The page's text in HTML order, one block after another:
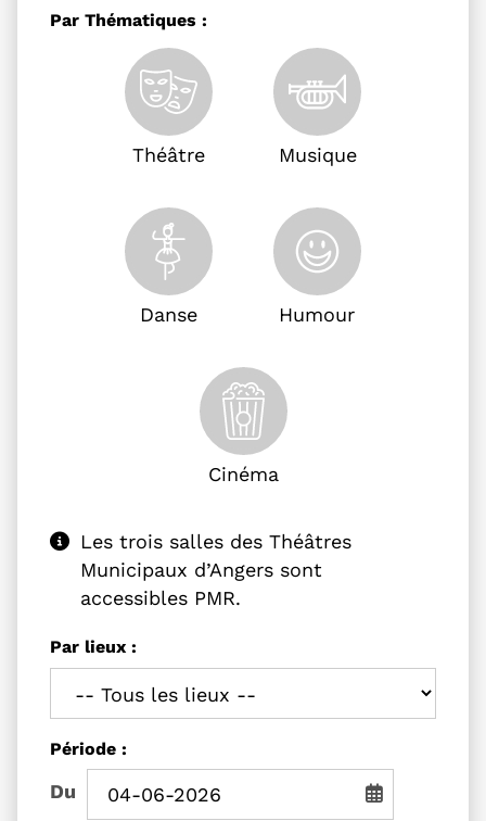
Filtrer les événements
Par Thématiques :
Théâtre Musique
Danse Humour
Cinéma
Les trois salles des Théâtres
Municipaux d’Angers sont
accessibles PMR.
Filtrer les événements
Par lieux :
Filtrer les événements par
Période :
Du Période de recherche - Date de début